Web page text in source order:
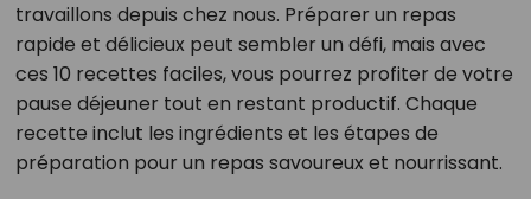
travaillons depuis chez nous. Préparer un repas
rapide et délicieux peut sembler un défi, mais avec
ces 10 recettes faciles, vous pourrez profiter de votre
pause déjeuner tout en restant productif. Chaque
recette inclut les ingrédients et les étapes de
préparation pour un repas savoureux et nourrissant.